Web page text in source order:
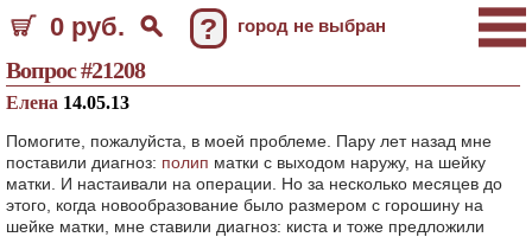
0 руб. ? город не выбран
Вопрос #21208
Елена 14.05.13
Помогите, пожалуйста, в моей проблеме. Пару лет назад мне
поставили диагноз: полип матки с выходом наружу, на шейку
матки. И настаивали на операции. Но за несколько месяцев до
этого, когда новообразование было размером с горошину на
шейке матки, мне ставили диагноз: киста и тоже предложили